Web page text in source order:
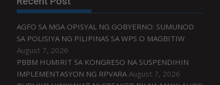
AGFO SA MGA OPISYAL NG GOBYERNO: SUMUNOD
SA POLISIYA NG PILIPINAS SA WPS O MAGBITIW
August 7, 2026
PBBM HUMIRIT SA KONGRESO NA SUSPENDIHIN
IMPLEMENTASYON NG RPVARA August 7, 2026